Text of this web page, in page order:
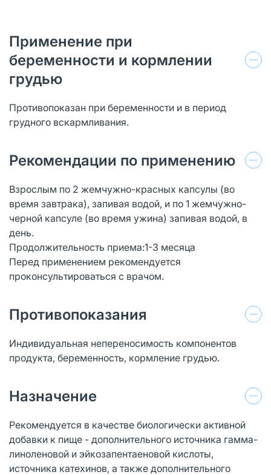
Применение при
беременности и кормлении
грудью
Противопоказан при беременности и в период
грудного вскармливания.
Рекомендации по применению
Взрослым по 2 жемчужно-красных капсулы (во
время завтрака), запивая водой, и по 1 жемчужно-
черной капсуле (во время ужина) запивая водой, в
день.
Продолжительность приема:1-3 месяца
Перед применением рекомендуется
проконсультироваться с врачом.
Противопоказания
Индивидуальная непереносимость компонентов
продукта, беременность, кормление грудью.
Назначение
Рекомендуется в качестве биологически активной
добавки к пище - дополнительного источника гамма-
линоленовой и эйкозапентаеновой кислоты,
источника катехинов, а также дополнительного